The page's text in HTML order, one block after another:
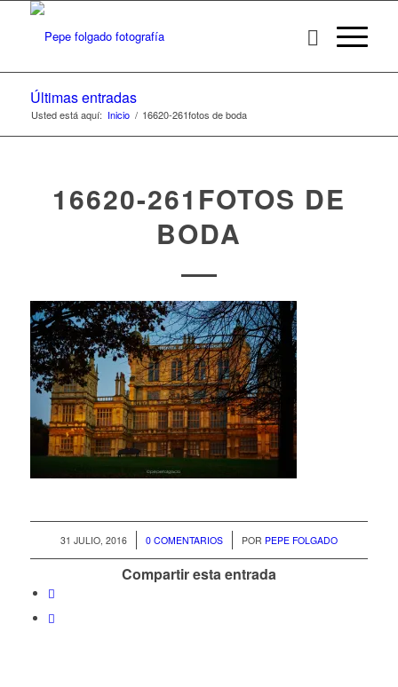
Últimas entradas
Usted está aquí: Inicio / 16620-261fotos de boda
16620-261FOTOS DE
BODA
31 JULIO, 2016
/ 0 COMENTARIOS
/ POR PEPE FOLGADO
Compartir esta entrada